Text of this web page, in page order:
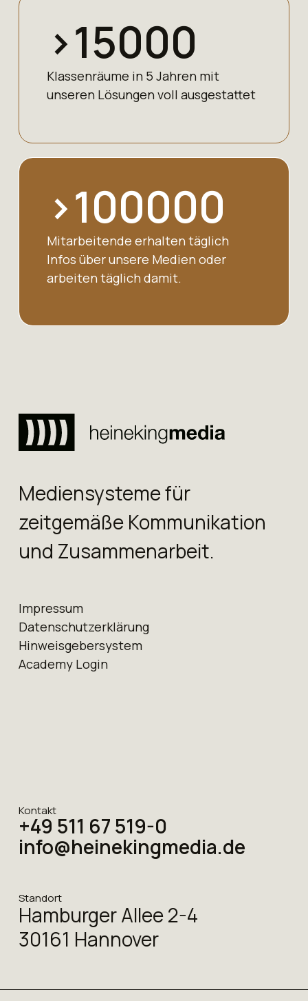
>15000
Klassenräume in 5 Jahren mit
unseren Lösungen voll ausgestattet
>100000
Mitarbeitende erhalten täglich
Infos über unsere Medien oder
arbeiten täglich damit.
Mediensysteme für
zeitgemäße Kommunikation
und Zusammenarbeit.
Impressum
Datenschutz­erklärung
Hinweis­geber­system
Academy Login
Kontakt
+49 511 67 519-0
info@heinekingmedia.de
Standort
Hamburger Allee 2-4
30161 Hannover